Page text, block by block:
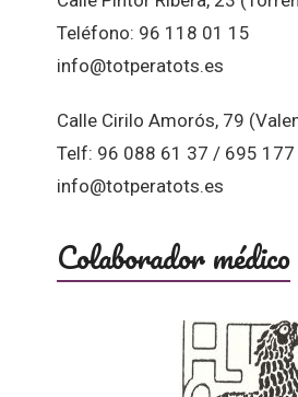
Teléfono: 96 118 01 15
info@totperatots.es
Calle Cirilo Amorós, 79
Telf: 96 088 61 37 / 695
info@totperatots.es
Colaborador médico